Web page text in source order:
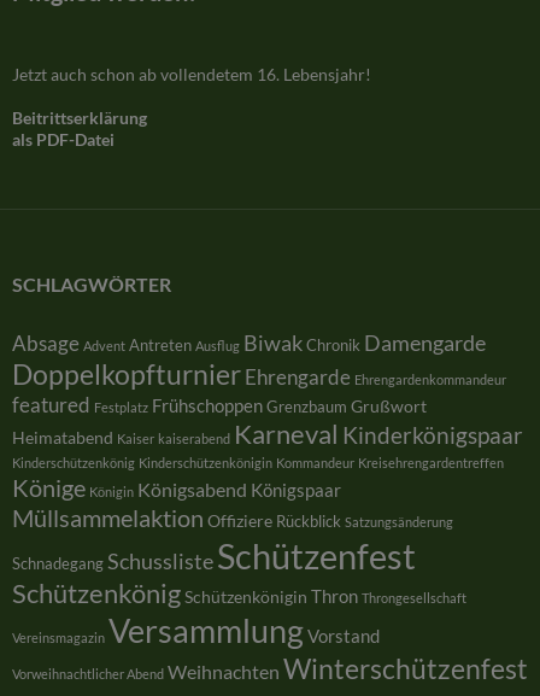
Jetzt auch schon ab vollendetem 16. Lebensjahr!
Beitrittserklärung
als PDF-Datei
SCHLAGWÖRTER
Absage Advent Antreten Ausflug BiwakChronik Damengarde
DoppelkopfturnierEhrengarde Ehrengardenkommandeur
featured Festplatz FrühschoppenGrenzbaum Grußwort
Heimatabend Kaiser kaiserabend Karneval Kinderkönigspaar
Kinderschützenkönig Kinderschützenkönigin Kommandeur Kreisehrengardentreffen
Könige Königin Königsabend Königspaar
Müllsammelaktion Offiziere Rückblick Satzungsänderung
SchnadegangSchusslisteSchützenfest
SchützenkönigSchützenkönigin Thron Throngesellschaft
Vereinsmagazin VersammlungVorstand
Vorweihnachtlicher Abend Weihnachten Winterschützenfest